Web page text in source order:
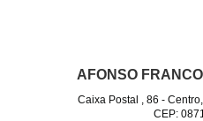
AFONSO
Caixa Postal , 86 -
CEP: